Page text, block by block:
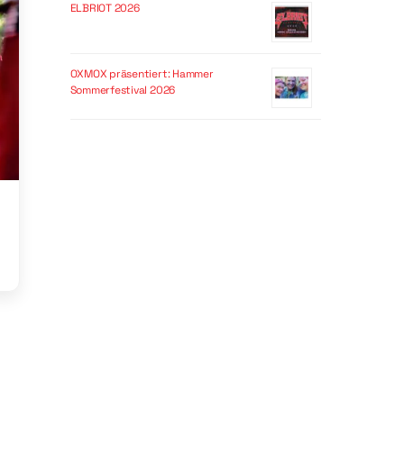
ELBRIOT 2026
OXMOX präsentiert: Hammer
Sommerfestival 2026